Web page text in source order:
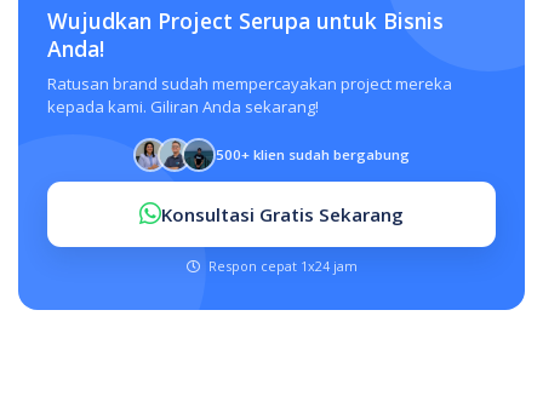
Wujudkan Project Serupa untuk Bisnis
Anda!
Ratusan brand sudah mempercayakan project mereka
kepada kami. Giliran Anda sekarang!
500+ klien sudah bergabung
Konsultasi Gratis Sekarang
Respon cepat 1x24 jam